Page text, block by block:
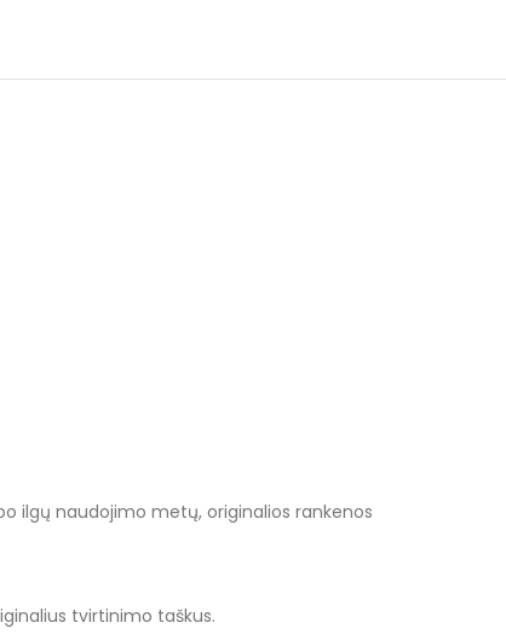
ilgų naudojimo metų, originalios rankenos
tvirtinimo taškus.